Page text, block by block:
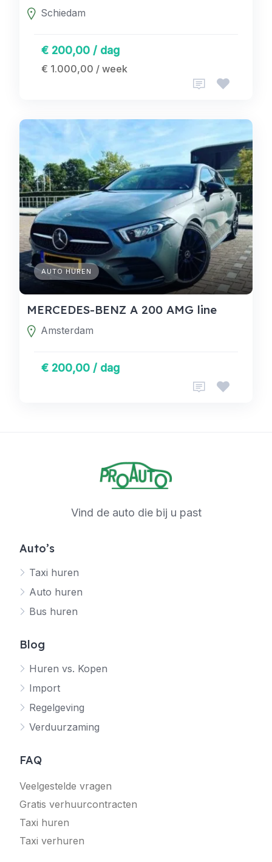
Schiedam
€ 200,00 / dag
€ 1.000,00 / week
AUTO HUREN
MERCEDES-BENZ A 200 AMG line
Amsterdam
€ 200,00 / dag
Vind de auto die bij u past
Auto’s
Taxi huren
Auto huren
Bus huren
Blog
Huren vs. Kopen
Import
Regelgeving
Verduurzaming
FAQ
Veelgestelde vragen
Gratis verhuurcontracten
Taxi huren
Taxi verhuren